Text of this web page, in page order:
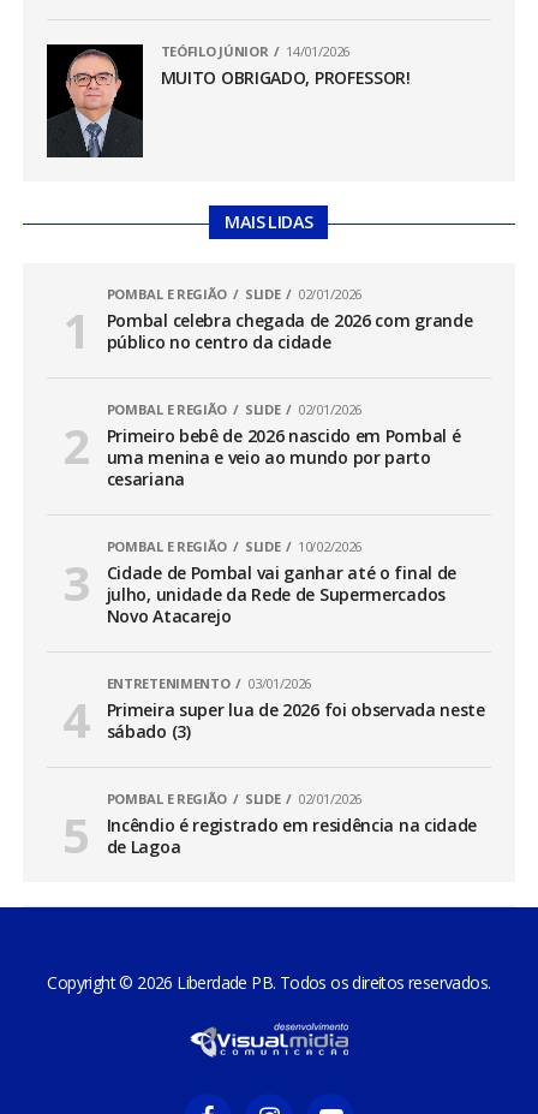
TEÓFILO JÚNIOR 14/01/2026
MUITO OBRIGADO, PROFESSOR!
MAIS LIDAS
POMBAL E REGIÃO SLIDE 02/01/2026
Pombal celebra chegada de 2026 com grande
público no centro da cidade
POMBAL E REGIÃO SLIDE 02/01/2026
Primeiro bebê de 2026 nascido em Pombal é
uma menina e veio ao mundo por parto
cesariana
POMBAL E REGIÃO SLIDE 10/02/2026
Cidade de Pombal vai ganhar até o final de
julho, unidade da Rede de Supermercados
Novo Atacarejo
ENTRETENIMENTO 03/01/2026
Primeira super lua de 2026 foi observada neste
sábado (3)
POMBAL E REGIÃO SLIDE 02/01/2026
Incêndio é registrado em residência na cidade
de Lagoa
Copyright © 2026 Liberdade PB. Todos os direitos reservados.